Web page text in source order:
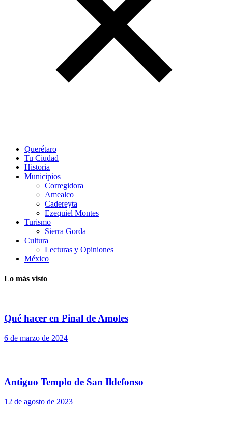
Querétaro
Tu Ciudad
Historia
Municipios
Corregidora
Amealco
Cadereyta
Ezequiel Montes
Turismo
Sierra Gorda
Cultura
Lecturas y Opiniones
México
Lo más visto
Qué hacer en Pinal de Amoles
6 de marzo de 2024
Antiguo Templo de San Ildefonso
12 de agosto de 2023